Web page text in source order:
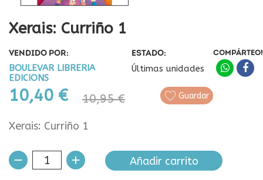
Xerais: Curriño 1
VENDIDO POR:
BOULEVAR LIBRERIA
EDICIONS
ESTADO:
Últimas unidades
10,40 € 10,95 €
COMPÁRTEO!
Guardar
Xerais: Curriño 1
Añadir carrito